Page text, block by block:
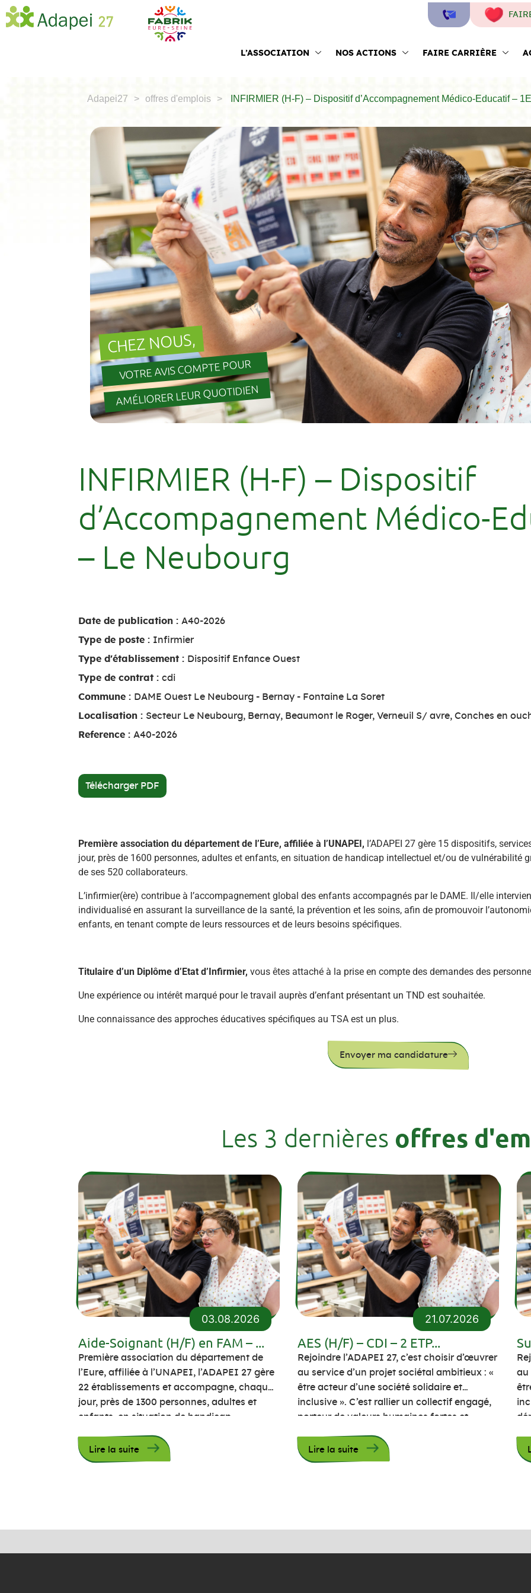
L’ASSOCIATION NOS ACTIONS FAIRE CARRIÈRE
Adapei27 offres d'emplois INFIRMIER (H-F) – Dispositif d’Accompagnement Médico-Educatif –
CHEZ NOUS,
VOTRE AVIS COMPTE POUR
AMÉLIORER LEUR QUOTIDIEN
INFIRMIER (H-F) – Dispositif
d’Accompagnement Médico-
– Le Neubourg
Date de publication : A40-2026
Type de poste : Infirmier
Type d'établissement : Dispositif Enfance Ouest
Type de contrat : cdi
Commune : DAME Ouest Le Neubourg - Bernay - Fontaine La Soret
Localisation : Secteur Le Neubourg, Bernay, Beaumont le Roger, Verneuil S/ avre, Conches en
Reference : A40-2026
Télécharger PDF
Première association du département de l’Eure, affiliée à l’UNAPEI, l’ADAPEI 27 gère 15 dispositifs,
jour, près de 1600 personnes, adultes et enfants, en situation de handicap intellectuel et/ou de vulnérabilité
de ses 520 collaborateurs.
L’infirmier(ère) contribue à l’accompagnement global des enfants accompagnés par le DAME. Il/elle
individualisé en assurant la surveillance de la santé, la prévention et les soins, afin de promouvoir
enfants, en tenant compte de leurs ressources et de leurs besoins spécifiques.
Titulaire d’un Diplôme d’Etat d’Infirmier, vous êtes attaché à la prise en compte des demandes des
Une expérience ou intérêt marqué pour le travail auprès d’enfant présentant un TND est souhaitée.
Une connaissance des approches éducatives spécifiques au TSA est un plus.
Envoyer ma candidature
Les 3 dernières offres
03.08.2026
Aide-Soignant (H/F) en FAM – ...
Première association du département de
l’Eure, affiliée à l’UNAPEI, l’ADAPEI 27 gère
22 établissements et accompagne, chaque
jour, près de 1300 personnes, adultes et
enfants, en situation de handicap
l’engagement et au professionnalisme de
ses 520 collaborateurs. Le FAM accueille 45
Lire la suite
21.07.2026
AES (H/F) – CDI – 2 ETP...
Rejoindre l’ADAPEI 27, c’est choisir d’œuvrer
au service d’un projet sociétal ambitieux : «
être acteur d’une société solidaire et
inclusive ». C’est rallier un collectif engagé,
porteur de valeurs humaines fortes et
« permettre aux personnes accompagnées
d’être actrices de leur vie ». C’est aussi
Lire la suite
au